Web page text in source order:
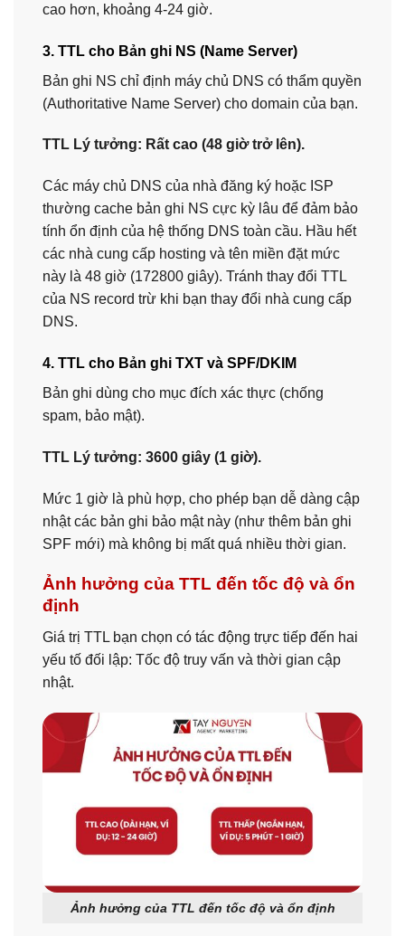
cao hơn, khoảng 4-24 giờ.
3. TTL cho Bản ghi NS (Name Server)
Bản ghi NS chỉ định máy chủ DNS có thẩm quyền
(Authoritative Name Server) cho domain của bạn.
TTL Lý tưởng: Rất cao (48 giờ trở lên).
Các máy chủ DNS của nhà đăng ký hoặc ISP
thường cache bản ghi NS cực kỳ lâu để đảm bảo
tính ổn định của hệ thống DNS toàn cầu. Hầu hết
các nhà cung cấp hosting và tên miền đặt mức
này là 48 giờ (172800 giây). Tránh thay đổi TTL
của NS record trừ khi bạn thay đổi nhà cung cấp
DNS.
4. TTL cho Bản ghi TXT và SPF/DKIM
Bản ghi dùng cho mục đích xác thực (chống
spam, bảo mật).
TTL Lý tưởng: 3600 giây (1 giờ).
Mức 1 giờ là phù hợp, cho phép bạn dễ dàng cập
nhật các bản ghi bảo mật này (như thêm bản ghi
SPF mới) mà không bị mất quá nhiều thời gian.
Ảnh hưởng của TTL đến tốc độ và ổn
định
Giá trị TTL bạn chọn có tác động trực tiếp đến hai
yếu tố đối lập: Tốc độ truy vấn và thời gian cập
nhật.
Ảnh hưởng của TTL đến tốc độ và ổn định